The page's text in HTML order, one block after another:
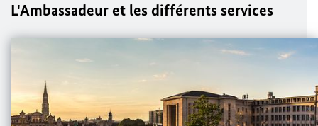
L'Ambassadeur et les différents services